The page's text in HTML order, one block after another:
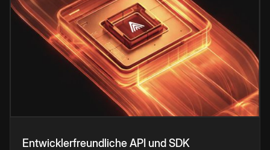
Entwicklerfreundliche API und SDK